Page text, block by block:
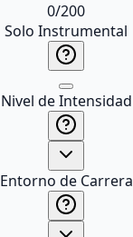
0/200
Solo Instrumental
Nivel de Intensidad
Entorno de Carrera